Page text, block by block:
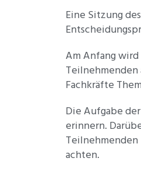
Eine Sitzung
Am Anfang
Fachkräfte
Die Aufgabe
erinnern.
achten.